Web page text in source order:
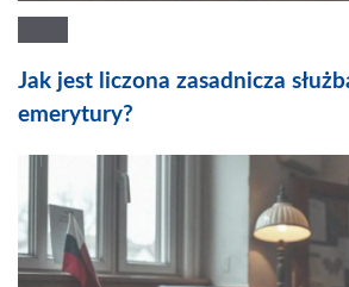
Jak jest liczona zasadnicza
emerytury?